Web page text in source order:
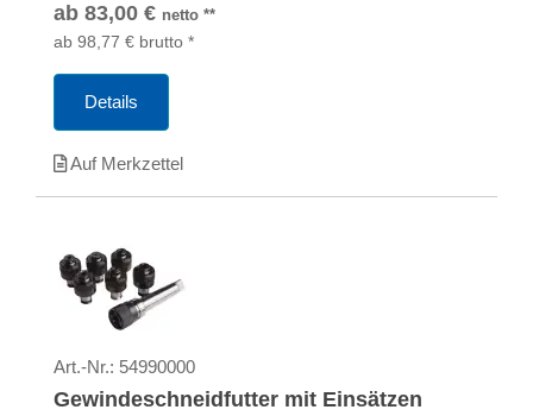
ab 83,00 € netto **
ab 98,77 € brutto *
Details
Auf Merkzettel
Art.-Nr.: 54990000
Gewindeschneidfutter mit Einsätzen